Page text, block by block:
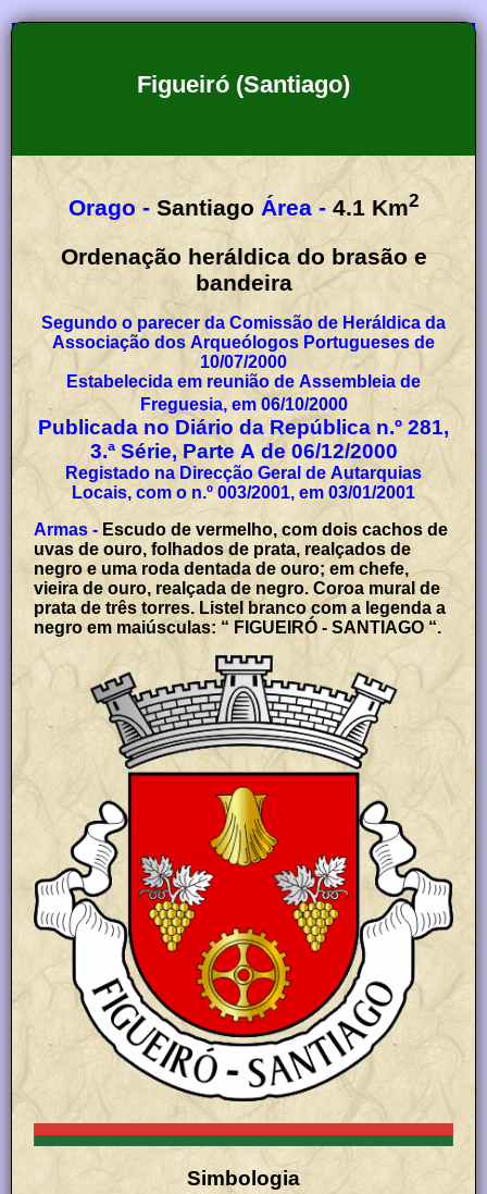
Figueiró (Santiago)
Orago - Santiago Área - 4.1 Km2
Ordenação heráldica do brasão e
bandeira
Segundo o parecer da Comissão de Heráldica da
Associação dos Arqueólogos Portugueses de
10/07/2000
Estabelecida em reunião de Assembleia de
Freguesia, em 06/10/2000
Publicada no Diário da República n.º 281,
3.ª Série, Parte A de 06/12/2000
Registado na Direcção Geral de Autarquias
Locais, com o n.º 003/2001, em 03/01/2001
Armas - Escudo de vermelho, com dois cachos de
uvas de ouro, folhados de prata, realçados de
negro e uma roda dentada de ouro; em chefe,
vieira de ouro, realçada de negro. Coroa mural de
prata de três torres. Listel branco com a legenda a
negro em maiúsculas: “ FIGUEIRÓ - SANTIAGO “.
Simbologia